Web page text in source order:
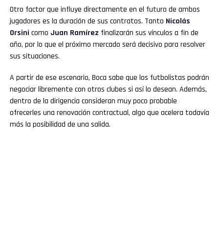
Otro factor que influye directamente en el futuro de ambos
jugadores es la duración de sus contratos. Tanto Nicolás
Orsini como Juan Ramírez finalizarán sus vínculos a fin de
año, por lo que el próximo mercado será decisivo para resolver
sus situaciones.
A partir de ese escenario, Boca sabe que los futbolistas podrán
negociar libremente con otros clubes si así lo desean. Además,
dentro de la dirigencia consideran muy poco probable
ofrecerles una renovación contractual, algo que acelera todavía
más la posibilidad de una salida.